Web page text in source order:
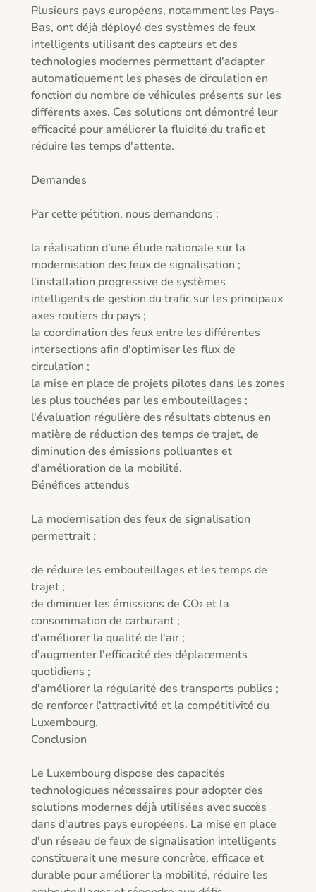
Plusieurs pays européens, notamment les Pays-
Bas, ont déjà déployé des systèmes de feux
intelligents utilisant des capteurs et des
technologies modernes permettant d'adapter
automatiquement les phases de circulation en
fonction du nombre de véhicules présents sur les
différents axes. Ces solutions ont démontré leur
efficacité pour améliorer la fluidité du trafic et
réduire les temps d'attente.
Demandes
Par cette pétition, nous demandons :
la réalisation d'une étude nationale sur la
modernisation des feux de signalisation ;
l'installation progressive de systèmes
intelligents de gestion du trafic sur les principaux
axes routiers du pays ;
la coordination des feux entre les différentes
intersections afin d'optimiser les flux de
circulation ;
la mise en place de projets pilotes dans les zones
les plus touchées par les embouteillages ;
l'évaluation régulière des résultats obtenus en
matière de réduction des temps de trajet, de
diminution des émissions polluantes et
d'amélioration de la mobilité.
Bénéfices attendus
La modernisation des feux de signalisation
permettrait :
de réduire les embouteillages et les temps de
trajet ;
de diminuer les émissions de CO₂ et la
consommation de carburant ;
d'améliorer la qualité de l'air ;
d'augmenter l'efficacité des déplacements
quotidiens ;
d'améliorer la régularité des transports publics ;
de renforcer l'attractivité et la compétitivité du
Luxembourg.
Conclusion
Le Luxembourg dispose des capacités
technologiques nécessaires pour adopter des
solutions modernes déjà utilisées avec succès
dans d'autres pays européens. La mise en place
d'un réseau de feux de signalisation intelligents
constituerait une mesure concrète, efficace et
durable pour améliorer la mobilité, réduire les